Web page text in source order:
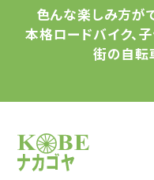
色んな楽しみ方が
本格ロードバイク、子
街の自転
サイクルショップナカゴヤ